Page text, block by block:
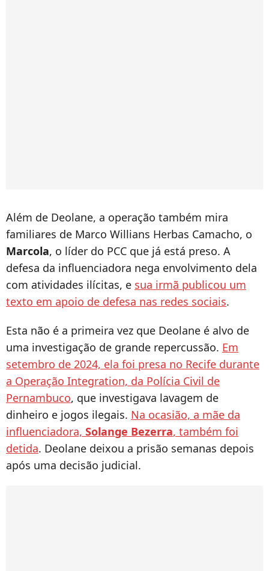
Além de Deolane, a operação também mira
familiares de Marco Willians Herbas Camacho, o
Marcola, o líder do PCC que já está preso. A
defesa da influenciadora nega envolvimento dela
com atividades ilícitas, e sua irmã publicou um
texto em apoio de defesa nas redes sociais.
Esta não é a primeira vez que Deolane é alvo de
uma investigação de grande repercussão. Em
setembro de 2024, ela foi presa no Recife durante
a Operação Integration, da Polícia Civil de
Pernambuco, que investigava lavagem de
dinheiro e jogos ilegais. Na ocasião, a mãe da
influenciadora, Solange Bezerra, também foi
detida. Deolane deixou a prisão semanas depois
após uma decisão judicial.